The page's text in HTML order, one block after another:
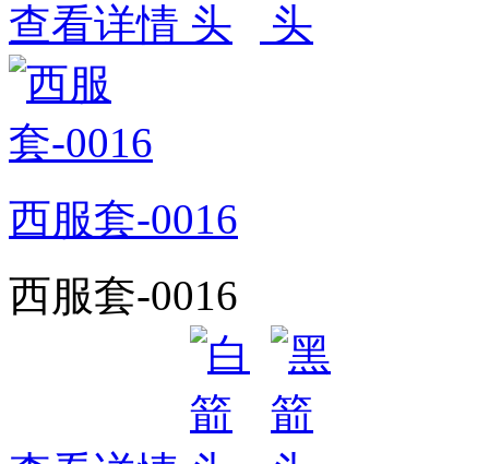
查看详情
西服套-0016
西服套-0016